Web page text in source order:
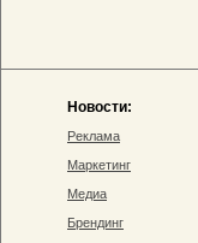
Новости:
Реклама
Маркетинг
Медиа
Брендинг